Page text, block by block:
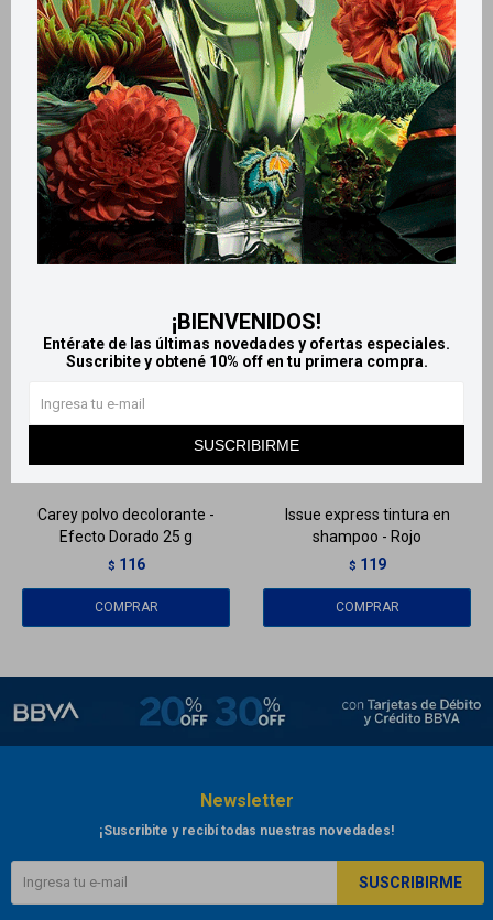
¡BIENVENIDOS!
Entérate de las últimas novedades y ofertas especiales.
Suscribite y obtené 10% off en tu primera compra.
SUSCRIBIRME
Retiros gratuitos en tiendas
Productos que te pueden interesar
LlegaHOY
LlegaHOY
Carey polvo decolorante -
Efecto Dorado 25 g
$ 116
LlegaHOY
LlegaHOY
Issue express tintura en
shampoo - Rojo
$ 119
Newsletter
¡Suscribite y recibí todas nuestras novedades!
SUSCRIBIRME